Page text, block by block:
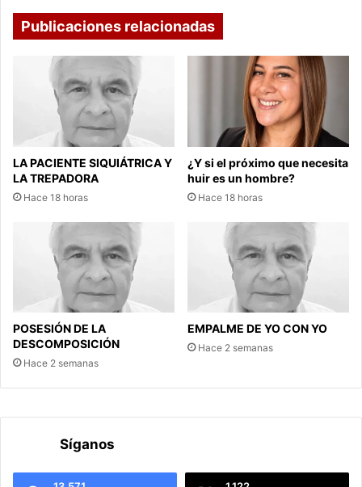
Publicaciones relacionadas
LA PACIENTE SIQUIÁTRICA Y
LA TREPADORA
Hace 18 horas
¿Y si el próximo que necesita
huir es un hombre?
Hace 18 horas
POSESIÓN DE LA
DESCOMPOSICIÓN
Hace 2 semanas
EMPALME DE YO CON YO
Hace 2 semanas
Síganos